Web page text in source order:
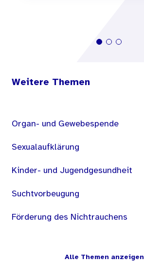
Weitere Themen
Organ- und Gewebespende
Sexualaufklärung
Kinder- und Jugendgesundheit
Suchtvorbeugung
Förderung des Nichtrauchens
Alle Themen anzeigen